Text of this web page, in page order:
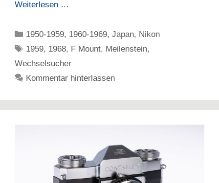
Weiterlesen …
Kategorien
1950-1959, 1960-1969,Japan, Nikon
Schlagwörter
1959, 1968, F Mount, Meilenstein,
Wechselsucher
Kommentar hinterlassen